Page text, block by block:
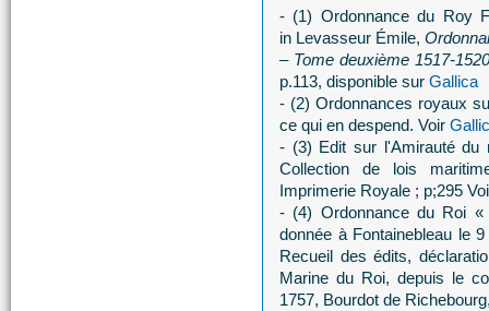
- (1) Ordonnance du Roy
in Levasseur Émile,
– Tome deuxième 1517-1520
p.113, disponible sur Gallica
- (2) Ordonnances royaux
ce qui en despend. Voir
- (3) Edit sur l'Amirauté du
Collection de lois
Imprimerie Royale ; p;295
- (4) Ordonnance du Roi
donnée à Fontainebleau le
Recueil des édits,
Marine du Roi, depuis le
1757, Bourdot de